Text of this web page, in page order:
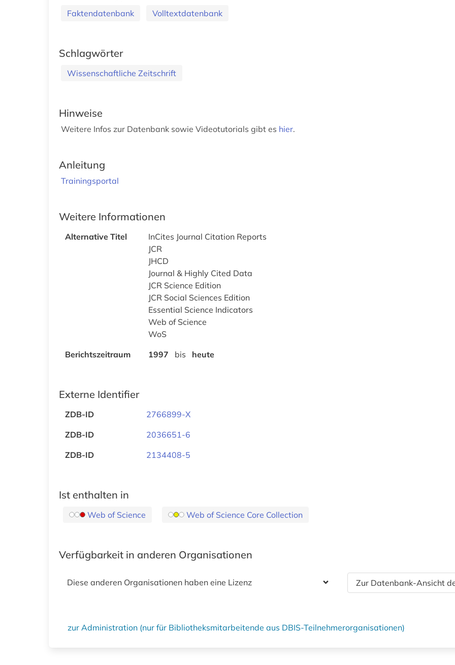
Faktendatenbank Volltextdatenbank
Schlagwörter
Wissenschaftliche Zeitschrift
Hinweise
Weitere Infos zur Datenbank sowie Videotutorials gibt es hier.
Anleitung
Trainingsportal
Weitere Informationen
Alternative Titel
InCites Journal Citation Reports
JCR
JHCD
Journal & Highly Cited Data
JCR Science Edition
JCR Social Sciences Edition
Essential Science Indicators
Web of Science
WoS
Berichtszeitraum
1997 bis heute
Externe Identifier
ZDB-ID
2766899-X
ZDB-ID
2036651-6
ZDB-ID
2134408-5
Ist enthalten in
Web of Science Web of Science Core Collection
Verfügbarkeit in anderen Organisationen
Diese anderen Organisationen haben eine Lizenz Zur Datenbank-Ansicht
zur Administration (nur für Bibliotheksmitarbeitende aus DBIS-Teilnehmerorganisationen)